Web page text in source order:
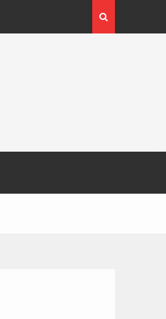
de la Timișoara a atras peste